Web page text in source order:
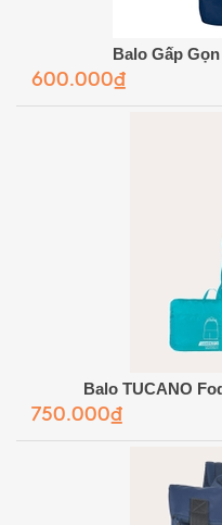
Balo Gấp
600.000₫
Balo TUCANO
750.000₫